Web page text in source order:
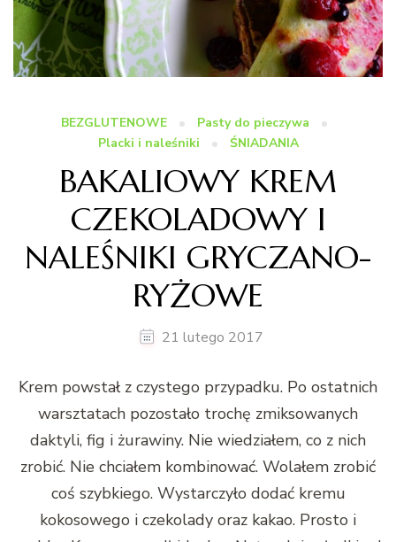
BEZGLUTENOWE
Pasty do pieczywa
Placki i naleśniki
ŚNIADANIA
BAKALIOWY KREM
CZEKOLADOWY I
NALEŚNIKI GRYCZANO-
RYŻOWE
21 lutego 2017
Krem powstał z czystego przypadku. Po ostatnich
warsztatach pozostało trochę zmiksowanych
daktyli, fig i żurawiny. Nie wiedziałem, co z nich
zrobić. Nie chciałem kombinować. Wolałem zrobić
coś szybkiego. Wystarczyło dodać kremu
kokosowego i czekolady oraz kakao. Prosto i